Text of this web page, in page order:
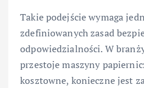
Takie podejście wymaga
zdefiniowanych zasad
odpowiedzialności. W
przestoje maszyny
kosztowne, konieczne jest